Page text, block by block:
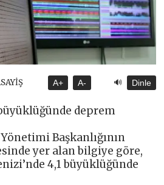
A+ A- 🔊 Dinle
deprem
Başkanlığının
yer alan bilgiye göre,
4,1 büyüklüğünde